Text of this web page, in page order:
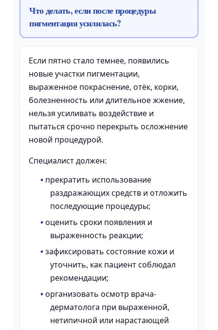
Что делать, если после процедуры
пигментация усилилась?
Если пятно стало темнее, появились
новые участки пигментации,
выраженное покраснение, отёк, корки,
болезненность или длительное жжение,
нельзя усиливать воздействие и
пытаться срочно перекрыть осложнение
новой процедурой.
Специалист должен:
• прекратить использование
раздражающих средств и отложить
последующие процедуры;
•оценить сроки появления и
выраженность реакции;
•зафиксировать состояние кожи и
уточнить, как пациент соблюдал
рекомендации;
•организовать осмотр врача-
дерматолога при выраженной,
нетипичной или нарастающей